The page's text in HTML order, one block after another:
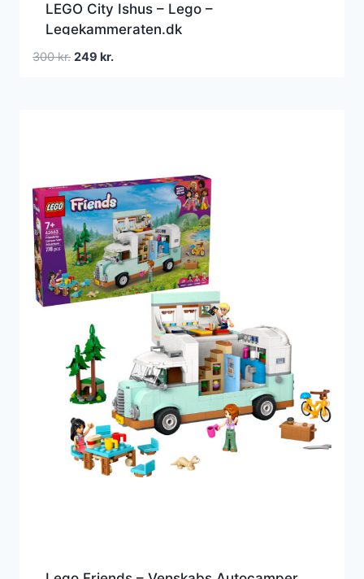
LEGO City Ishus – Lego –
Legekammeraten.dk
300kr. Den
249 kr.Den